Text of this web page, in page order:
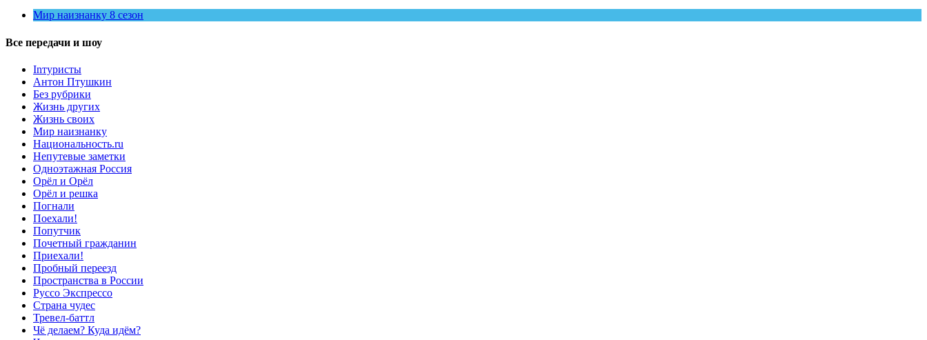
Мир наизнанку 8 сезон
Все передачи и шоу
Inтуристы
Антон Птушкин
Без рубрики
Жизнь других
Жизнь своих
Мир наизнанку
Национальность.ru
Непутевые заметки
Одноэтажная Россия
Орёл и Орёл
Орёл и решка
Погнали
Поехали!
Попутчик
Почетный гражданин
Приехали!
Пробный переезд
Пространства в России
Руссо Экспрессо
Страна чудес
Тревел-баттл
Чё делаем? Куда идём?